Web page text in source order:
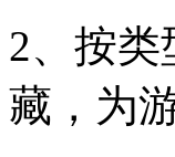
2、按
藏，为